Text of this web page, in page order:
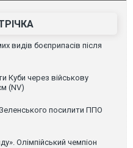
видів боєприпасів після
Куби через військову
(NV)
посилити ППО
Олімпійський чемпіон